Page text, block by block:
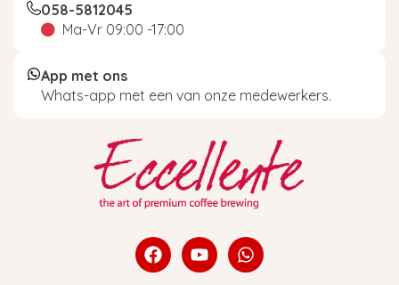
058-5812045
Ma-Vr 09:00 -17:00
App met ons
Whats-app met een van onze medewerkers.